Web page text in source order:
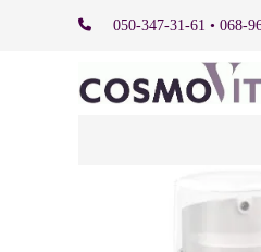
050-347-31-61 • 068-